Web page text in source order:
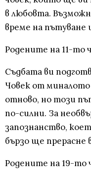
в любовта.
време на пътуване
Родените на 11-то
Съдбата ви
Човек от миналото
отново, но този
по-силни. За
запознанство,
бързо ще прерасне
Родените на 19-то